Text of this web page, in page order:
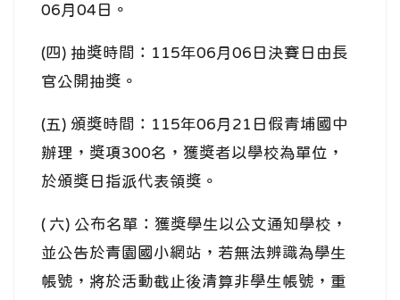
06月04日。
(四) 抽獎時間：115年06月06日決賽日由長
官公開抽獎。
(五) 頒獎時間：115年06月21日假青埔國中
辦理，獎項300名，獲獎者以學校為單位，
於頒獎日指派代表領獎。
( 六) 公布名單：獲獎學生以公文通知學校，
並公告於青園國小網站，若無法辨識為學生
帳號，將於活動截止後清算非學生帳號，重